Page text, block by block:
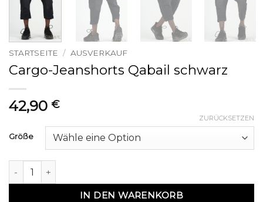
STARTSEITE / AUSVERKAUF
Cargo-Jeanshorts Qabail schwarz
42,90 €
Größe
ZURÜCKSETZEN
Pantacourt cargo jean qabail noir Menge
IN DEN WARENKORB